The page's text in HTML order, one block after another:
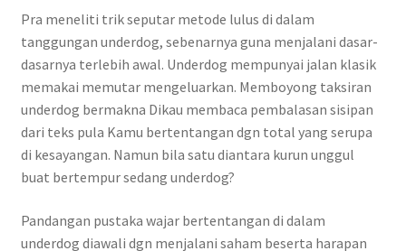
Pra meneliti trik seputar metode lulus di dalam
tanggungan underdog, sebenarnya guna menjalani dasar-
dasarnya terlebih awal. Underdog mempunyai jalan klasik
memakai memutar mengeluarkan. Memboyong taksiran
underdog bermakna Dikau membaca pembalasan sisipan
dari teks pula Kamu bertentangan dgn total yang serupa
di kesayangan. Namun bila satu diantara kurun unggul
buat bertempur sedang underdog?
Pandangan pustaka wajar bertentangan di dalam
underdog diawali dgn menjalani saham beserta harapan